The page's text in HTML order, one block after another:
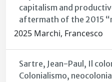
capitalism and
aftermath of the 2015
2025 Marchi, Francesco
Sartre, Jean-Paul, Il
Colonialismo,